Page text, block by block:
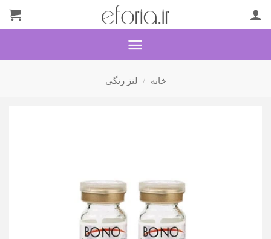
خانه / لنز رنگی